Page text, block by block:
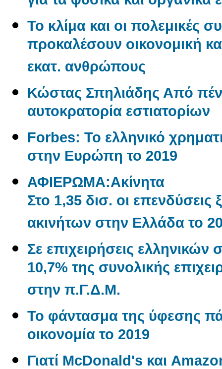
Το κλίμα και οι πολεμικές
προκαλέσουν οικονομική
εκατ. ανθρώπους
Κώστας Σπηλιάδης Από
αυτοκρατορία εστιατορίων
Forbes: Το ελληνικό
στην Ευρώπη το 2019
ΑΦΙΕΡΩΜΑ:Aκίνητα
Στο 1,35 δισ. οι
ακινήτων στην Ελλάδα το
Σε επιχειρήσεις
10,7% της συνολικής
στην π.Γ.Δ.Μ.
Το φάντασμα της ύφεσης
οικονομία το 2019
Γιατί McDonald's και